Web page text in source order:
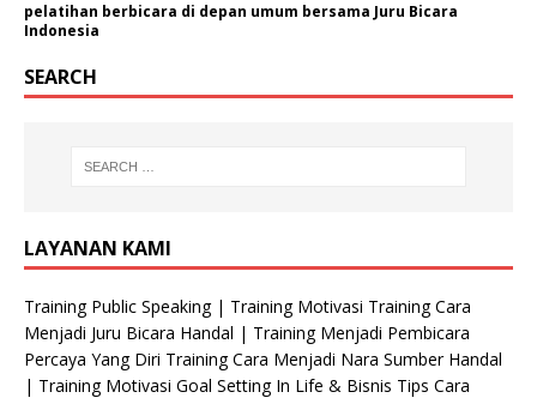
pelatihan berbicara di depan umum bersama Juru Bicara
Indonesia
SEARCH
LAYANAN KAMI
Training Public Speaking | Training Motivasi Training Cara
Menjadi Juru Bicara Handal | Training Menjadi Pembicara
Percaya Yang Diri Training Cara Menjadi Nara Sumber Handal
| Training Motivasi Goal Setting In Life & Bisnis Tips Cara